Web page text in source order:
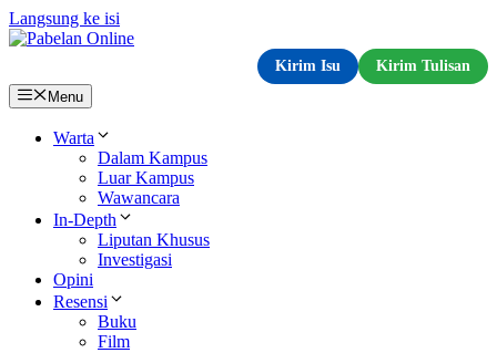
Langsung ke isi
Kirim Isu
Kirim Tulisan
Menu
Warta
Dalam Kampus
Luar Kampus
Wawancara
In-Depth
Liputan Khusus
Investigasi
Opini
Resensi
Buku
Film